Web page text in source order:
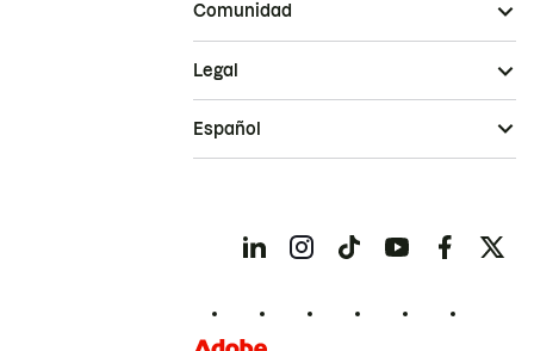
Comunidad
Legal
Español